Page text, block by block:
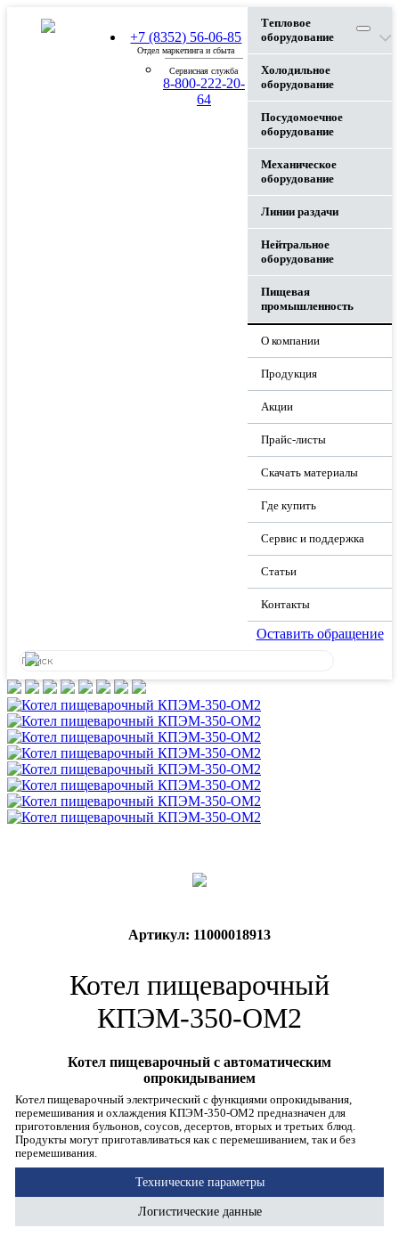
+7 (8352) 56-06-85
Отдел маркетинга и сбыта
Сервисная служба
8-800-222-20-
64
Тепловое
оборудование
Холодильное
оборудование
Посудомоечное
оборудование
Механическое
оборудование
Линии раздачи
Нейтральное
оборудование
Пищевая
промышленность
О компании
Продукция
Акции
Прайс-листы
Скачать материалы
Где купить
Сервис и поддержка
Статьи
Контакты
Оставить обращение
Артикул: 11000018913
Котел пищеварочный
КПЭМ-350-ОМ2
Котел пищеварочный с автоматическим
опрокидыванием
Котел пищеварочный электрический с функциями опрокидывания,
перемешивания и охлаждения КПЭМ-350-ОМ2 предназначен для
приготовления бульонов, соусов, десертов, вторых и третьих блюд.
Продукты могут приготавливаться как с перемешиванием, так и без
перемешивания.
Технические параметры
Логистические данные